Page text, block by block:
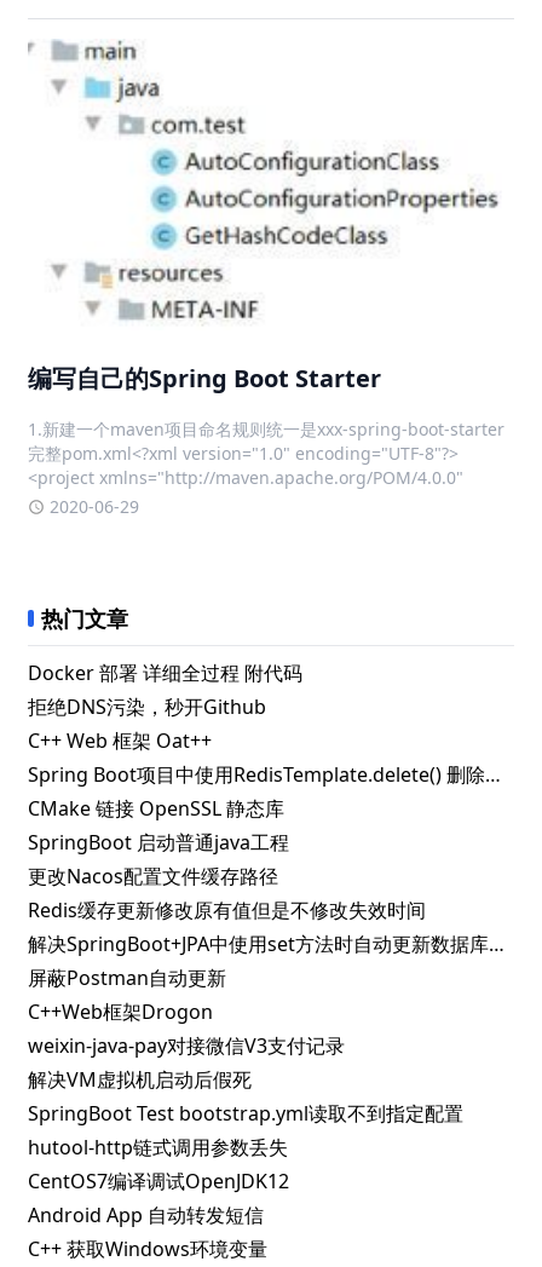
编写自己的Spring Boot Starter
1.新建一个maven项目命名规则统一是xxx-spring-boot-starter
完整pom.xml<?xml version="1.0" encoding="UTF-8"?>
<project xmlns="http://maven.apache.org/POM/4.0.0"
2020-06-29
热门文章
Docker 部署 详细全过程 附代码
拒绝DNS污染，秒开Github
C++ Web 框架 Oat++
Spring Boot项目中使用RedisTemplate.delete() 删除指定key失败的解决办法
CMake 链接 OpenSSL 静态库
SpringBoot 启动普通java工程
更改Nacos配置文件缓存路径
Redis缓存更新修改原有值但是不修改失效时间
解决SpringBoot+JPA中使用set方法时自动更新数据库问题
屏蔽Postman自动更新
C++Web框架Drogon
weixin-java-pay对接微信V3支付记录
解决VM虚拟机启动后假死
SpringBoot Test bootstrap.yml读取不到指定配置
hutool-http链式调用参数丢失
CentOS7编译调试OpenJDK12
Android App 自动转发短信
C++ 获取Windows环境变量